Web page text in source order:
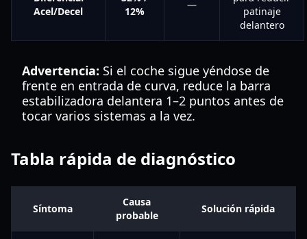
Acel/Decel
12%
—
patinaje
delantero
Advertencia: Si el coche sigue yéndose de
frente en entrada de curva, reduce la barra
estabilizadora delantera 1–2 puntos antes de
tocar varios sistemas a la vez.
Tabla rápida de diagnóstico
Síntoma
Causa
probable
Solución rápida